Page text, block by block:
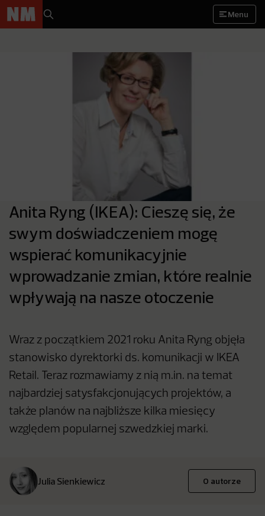
Menu
Anita Ryng (IKEA): Cieszę się, że
swym doświadczeniem mogę
wspierać komunikacyjnie
wprowadzanie zmian, które realnie
wpływają na nasze otoczenie
Wraz z początkiem 2021 roku Anita Ryng objęła
stanowisko dyrektorki ds. komunikacji w IKEA
Retail. Teraz rozmawiamy z nią m.in. na temat
najbardziej satysfakcjonujących projektów, a
także planów na najbliższe kilka miesięcy
względem popularnej szwedzkiej marki.
Julia Sienkiewicz O autorze